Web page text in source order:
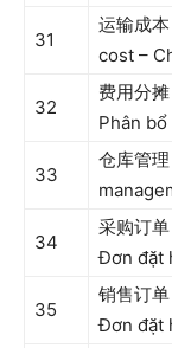
31
运输成
cost –
32
费用分
Phân
33
仓库管
34
采购订
Đơn đặt
35
销售订
Đơn đặt